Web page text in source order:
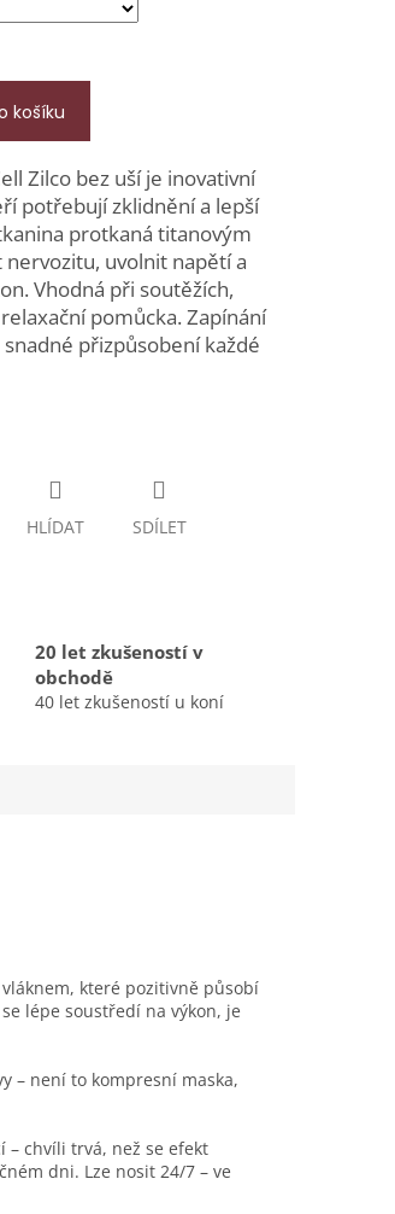
košíku
Zilco bez uší je inovativní
potřebují zklidnění a lepší
protkaná titanovým
uvolnit napětí a
Vhodná při soutěžích,
pomůcka. Zapínání
přizpůsobení každé
HLÍDAT SDÍLET
20 let zkušeností v
obchodě
40 let zkušeností u koní
které pozitivně působí
lépe soustředí na výkon, je
– není to kompresní maska,
chvíli trvá, než se efekt
dni. Lze nosit 24/7 – ve